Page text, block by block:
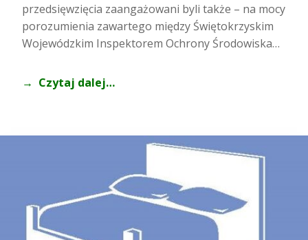
przedsięwzięcia zaangażowani byli także – na mocy
porozumienia zawartego między Świętokrzyskim
Wojewódzkim Inspektorem Ochrony Środowiska…
Czytaj dalej…